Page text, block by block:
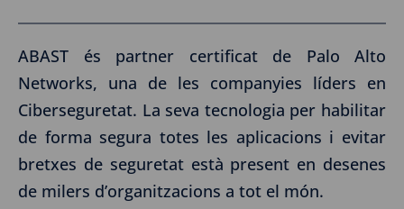
ABAST és partner certificat de Palo Alto
Networks, una de les companyies líders en
Ciberseguretat. La seva tecnologia per habilitar
de forma segura totes les aplicacions i evitar
bretxes de seguretat està present en desenes
de milers d’organitzacions a tot el món.